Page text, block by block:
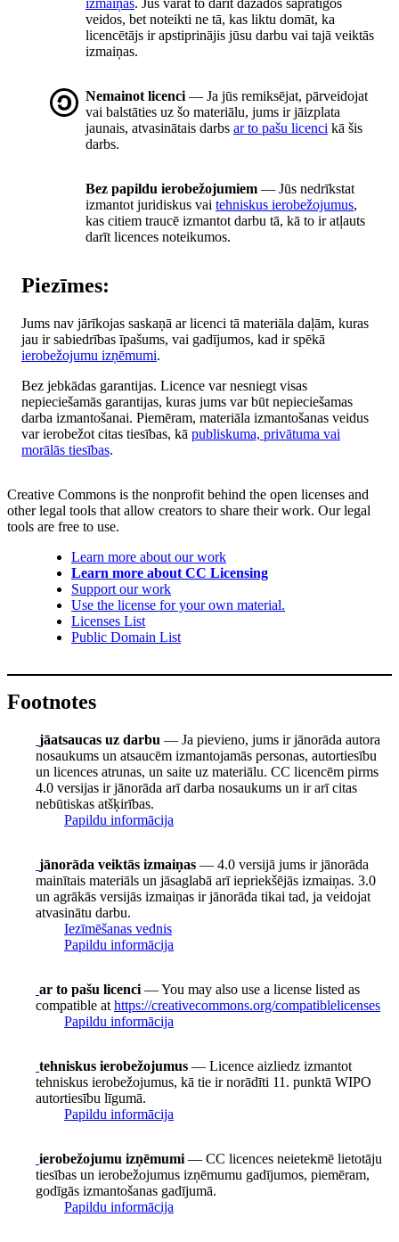
izmaiņas. Jūs varat to darīt dažādos saprātīgos
veidos, bet noteikti ne tā, kas liktu domāt, ka
licencētājs ir apstiprinājis jūsu darbu vai tajā veiktās
izmaiņas.
Nemainot licenci — Ja jūs remiksējat, pārveidojat
vai balstāties uz šo materiālu, jums ir jāizplata
jaunais, atvasinātais darbs ar to pašu licenci kā šis
darbs.
Bez papildu ierobežojumiem — Jūs nedrīkstat
izmantot juridiskus vai tehniskus ierobežojumus,
kas citiem traucē izmantot darbu tā, kā to ir atļauts
darīt licences noteikumos.
Piezīmes:
Jums nav jārīkojas saskaņā ar licenci tā materiāla daļām, kuras
jau ir sabiedrības īpašums, vai gadījumos, kad ir spēkā
ierobežojumu izņēmumi.
Bez jebkādas garantijas. Licence var nesniegt visas
nepieciešamās garantijas, kuras jums var būt nepieciešamas
darba izmantošanai. Piemēram, materiāla izmantošanas veidus
var ierobežot citas tiesības, kā publiskuma, privātuma vai
morālās tiesības.
Creative Commons is the nonprofit behind the open licenses and
other legal tools that allow creators to share their work. Our legal
tools are free to use.
Learn more about our work
Learn more about CC Licensing
Support our work
Use the license for your own material.
Licenses List
Public Domain List
Footnotes
jāatsaucas uz darbu — Ja pievieno, jums ir jānorāda autora
nosaukums un atsaucēm izmantojamās personas, autortiesību
un licences atrunas, un saite uz materiālu. CC licencēm pirms
4.0 versijas ir jānorāda arī darba nosaukums un ir arī citas
nebūtiskas atšķirības.
Papildu informācija
jānorāda veiktās izmaiņas — 4.0 versijā jums ir jānorāda
mainītais materiāls un jāsaglabā arī iepriekšējās izmaiņas. 3.0
un agrākās versijās izmaiņas ir jānorāda tikai tad, ja veidojat
atvasinātu darbu.
Iezīmēšanas vednis
Papildu informācija
ar to pašu licenci — You may also use a license listed as
compatible at https://creativecommons.org/compatiblelicenses
Papildu informācija
tehniskus ierobežojumus — Licence aizliedz izmantot
tehniskus ierobežojumus, kā tie ir norādīti 11. punktā WIPO
autortiesību līgumā.
Papildu informācija
ierobežojumu izņēmumi — CC licences neietekmē lietotāju
tiesības un ierobežojumus izņēmumu gadījumos, piemēram,
godīgās izmantošanas gadījumā.
Papildu informācija